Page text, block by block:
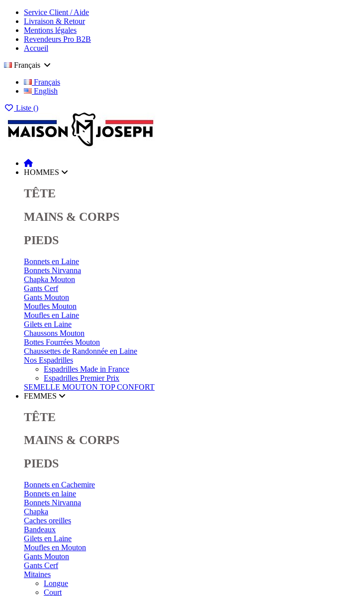
Service Client / Aide
Livraison & Retour
Mentions légales
Revendeurs Pro B2B
Accueil
Français
Français
English
Liste ()
HOMMES
TÊTE
MAINS & CORPS
PIEDS
Bonnets en Laine
Bonnets Nirvanna
Chapka Mouton
Gants Cerf
Gants Mouton
Moufles Mouton
Moufles en Laine
Gilets en Laine
Chaussons Mouton
Bottes Fourrées Mouton
Chaussettes de Randonnée en Laine
Nos Espadrilles
Espadrilles Made in France
Espadrilles Premier Prix
SEMELLE MOUTON TOP CONFORT
FEMMES
TÊTE
MAINS & CORPS
PIEDS
Bonnets en Cachemire
Bonnets en laine
Bonnets Nirvanna
Chapka
Caches oreilles
Bandeaux
Gilets en Laine
Moufles en Mouton
Gants Mouton
Gants Cerf
Mitaines
Longue
Court